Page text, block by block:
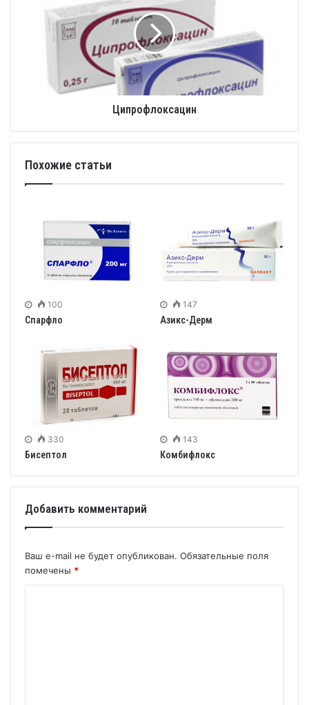
Ципрофлоксацин
Похожие статьи
100
Спарфло
147
Азикс-Дерм
330
Бисептол
143
Комбифлокс
Добавить комментарий
Ваш e-mail не будет опубликован. Обязательные поля
помечены *